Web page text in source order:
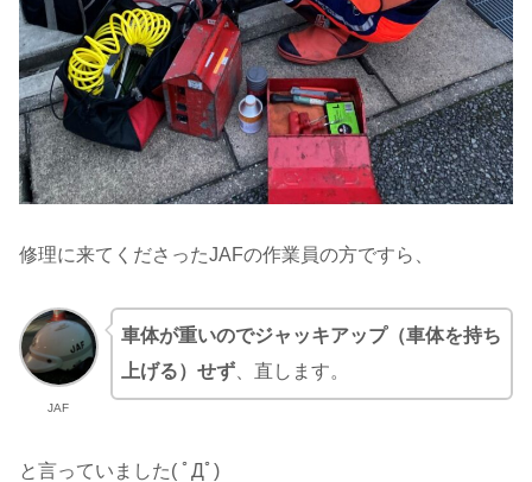
修理に来てくださったJAFの作業員の方ですら、
JAF
車体が重いのでジャッキアップ（車体を持ち
上げる）せず、直します。
と言っていました( ﾟДﾟ)